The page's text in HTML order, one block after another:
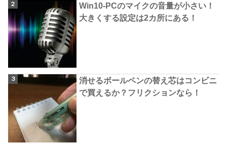
Win10-PCのマイクの音量が小さい！
大きくする設定は2カ所にある！
消せるボールペンの替え芯はコンビニ
で買えるか？フリクションなら！